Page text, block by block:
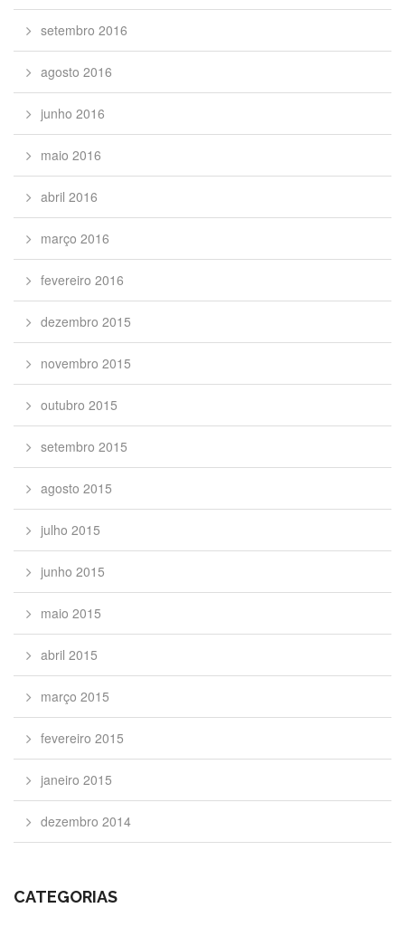
setembro 2016
agosto 2016
junho 2016
maio 2016
abril 2016
março 2016
fevereiro 2016
dezembro 2015
novembro 2015
outubro 2015
setembro 2015
agosto 2015
julho 2015
junho 2015
maio 2015
abril 2015
março 2015
fevereiro 2015
janeiro 2015
dezembro 2014
CATEGORIAS